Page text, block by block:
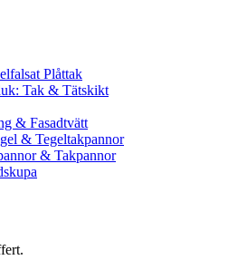
Plåttak
Tak & Tätskikt
& Fasadtvätt
& Tegeltakpannor
& Takpannor